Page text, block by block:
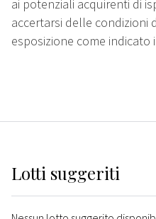
ai potenziali acquirenti di
accertarsi delle condizioni
esposizione come indicato
Lotti suggeriti